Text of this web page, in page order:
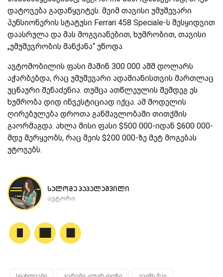
დატოვება გადაწყვიტეს. მეიმ თავისი უმუშევარი
პენსიონერის სტატუსი Ferrari 458 Speciale-ს შესყიდვით
დაასრულა და მას მოგვიანებით, ხუმრობით, თავისი
„უმუშევრობის მანქანა“ უწოდა.
ავტომობილის ფასი მაშინ 300 000 აშშ დოლარს
აჭარბებდა, რაც უმუშევარი ადამიანისთვის მართლაც
უცნაური შენაძენია. თუმცა ათწლეულის შემდეგ ეს
ხუმრობა დიდ ინვესტიციად იქცა. ამ მოდელის
ღირებულება დროთა განმავლობაში თითქმის
გაორმაგდა. ახლა მისი ფასი $500 000-იდან $600 000-
მდე მერყეობს, რაც მეის $200 000-ზე მეტ მოგებას
უტოვებს.
სალომე პაპალაშვილი
ავტორი
სიახლეები ჯერემი კლარკსონი ჯეიმს მეი